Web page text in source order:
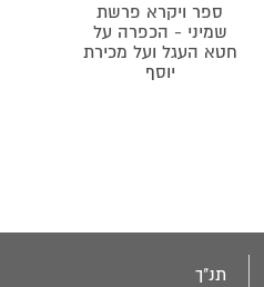
ספר ויקרא פרשת
שמיני - הכפרה על
חטא העגל ועל מכירת
יוסף
תנ"ך